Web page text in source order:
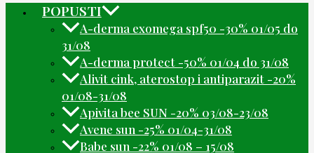
POPUSTI
A-derma exomega spf50 -30% 01/05 do
31/08
A-derma protect -50% 01/04 do 31/08
Alivit cink, aterostop i antiparazit -20%
01/08-31/08
Apivita bee SUN -20% 03/08-23/08
Avene sun -25% 01/04-31/08
Babe sun -22% 01/08 – 15/08